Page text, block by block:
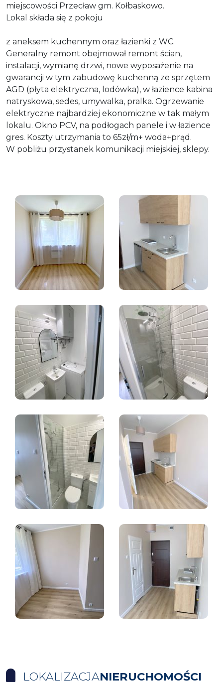
miejscowości Przecław gm. Kołbaskowo.
Lokal składa się z pokoju
z aneksem kuchennym oraz łazienki z WC.
Generalny remont obejmował remont ścian,
instalacji, wymianę drzwi, nowe wyposażenie na
gwarancji w tym zabudowę kuchenną ze sprzętem
AGD (płyta elektryczna, lodówka), w łazience kabina
natryskowa, sedes, umywalka, pralka. Ogrzewanie
elektryczne najbardziej ekonomiczne w tak małym
lokalu. Okno PCV, na podłogach panele i w łazience
gres. Koszty utrzymania to 65zł/m+ woda+prąd.
W pobliżu przystanek komunikacji miejskiej, sklepy.
LOKALIZACJANIERUCHOMOŚCI